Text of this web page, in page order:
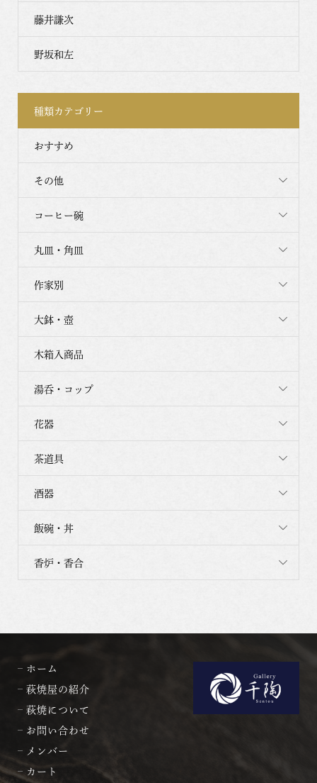
藤井謙次
野坂和左
種類カテゴリー
おすすめ
その他
コーヒー碗
丸皿・角皿
作家別
大鉢・壺
木箱入商品
湯呑・コップ
花器
茶道具
酒器
飯碗・丼
香炉・香合
ホーム
萩焼屋の紹介
萩焼について
お問い合わせ
メンバー
カート